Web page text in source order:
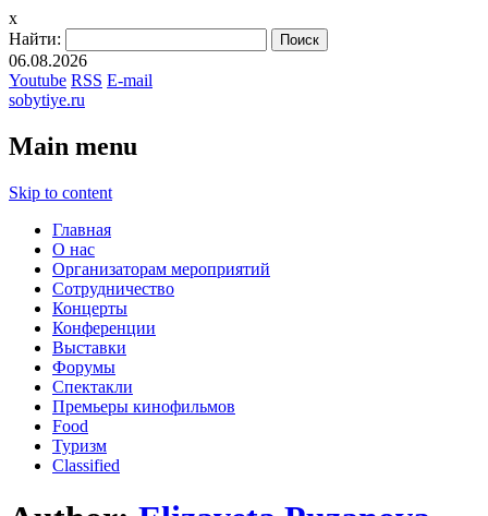
x
Найти:
06.08.2026
Youtube RSS E-mail
sobytiye.ru
Main menu
Skip to content
Главная
О нас
Организаторам мероприятий
Сотрудничество
Концерты
Конференции
Выставки
Форумы
Спектакли
Премьеры кинофильмов
Food
Туризм
Сlassified